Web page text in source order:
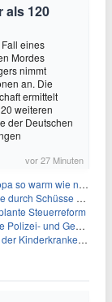
als 120
eines
Mordes
nimmt
an. Die
ermittelt
weiteren
der Deutschen
vor 27 Minuten
warm wie noch nie
Schüsse getötet
Steuerreform